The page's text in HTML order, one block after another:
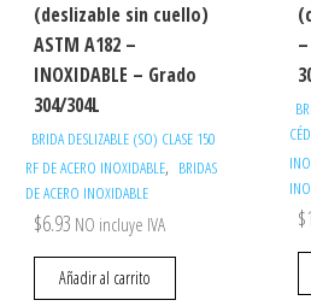
(deslizable sin cuello)
ASTM A182 –
INOXIDABLE – Grado
304/304L
BRIDA DESLIZABLE (SO) CLASE 150
RF DE ACERO INOXIDABLE, BRIDAS
DE ACERO INOXIDABLE
$6.93 NO incluye IVA
Añadir al carrito
$